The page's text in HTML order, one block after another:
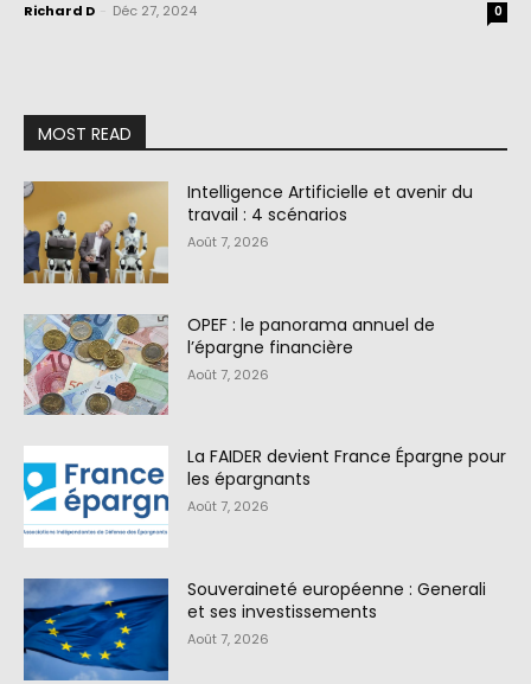
Richard D Déc 27, 2024 0
MOST READ
Intelligence Artificielle et avenir du
travail : 4 scénarios
Août 7, 2026
OPEF : le panorama annuel de
l’épargne financière
Août 7, 2026
La FAIDER devient France Épargne pour
les épargnants
Août 7, 2026
Souveraineté européenne : Generali
et ses investissements
Août 7, 2026